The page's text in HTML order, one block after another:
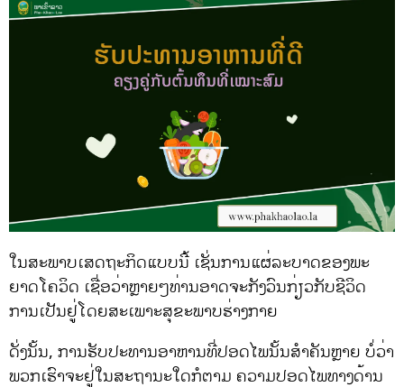
ໃນສະພາບເສດຖະກິດແບບນີ້ ເຊັ່ນການແຜ່ລະບາດຂອງພະ
ຍາດໂຄວິດ ເຊື່ອວ່າຫຼາຍໆທ່ານອາດຈະກັງວົນກ່ຽວກັບຊີວິດ
ການເປັນຢູ່ໂດຍສະເພາະສຸຂະພາບຮ່າງກາຍ
ດັ່ງນັ້ນ, ການຮັບປະທານອາຫານທີ່ປອດໄພນັ້ນສຳຄັນຫຼາຍ ບໍ່ວ່າ
ພວກເຮົາຈະຢູ່ໃນສະຖານະໃດກໍຕາມ ຄວາມປອດໄພທາງດ້ານ